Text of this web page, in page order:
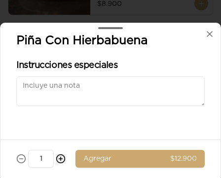
$8.900
Aceituna verde entera
Piña Con Hierbabuena
Instrucciones especiales
Agregar $12.900